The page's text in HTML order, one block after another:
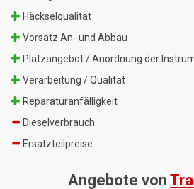
Häckselqualität
Vorsatz An- und Abbau
Platzangebot / Anordnung der
Verarbeitung / Qualität
Reparaturanfälligkeit
Dieselverbrauch
Ersatzteilpreise
Angebote von